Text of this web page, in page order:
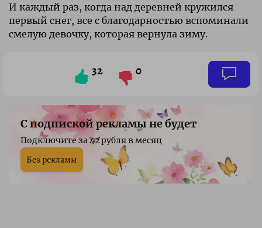
И каждый раз, когда над деревней кружился
первый снег, все с благодарностью вспоминали
смелую девочку, которая вернула зиму.
32 0
С подпиской рекламы не будет
Подключите за 42 рубля в месяц
Без рекламы